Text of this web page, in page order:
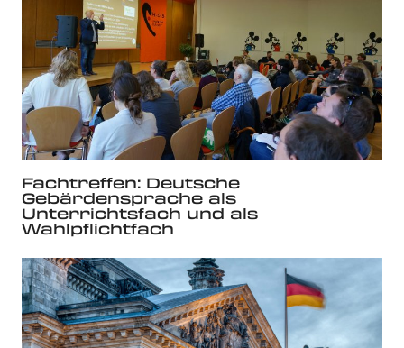
Fachtreffen: Deutsche
Gebärdensprache als
Unterrichtsfach und als
Wahlpflichtfach